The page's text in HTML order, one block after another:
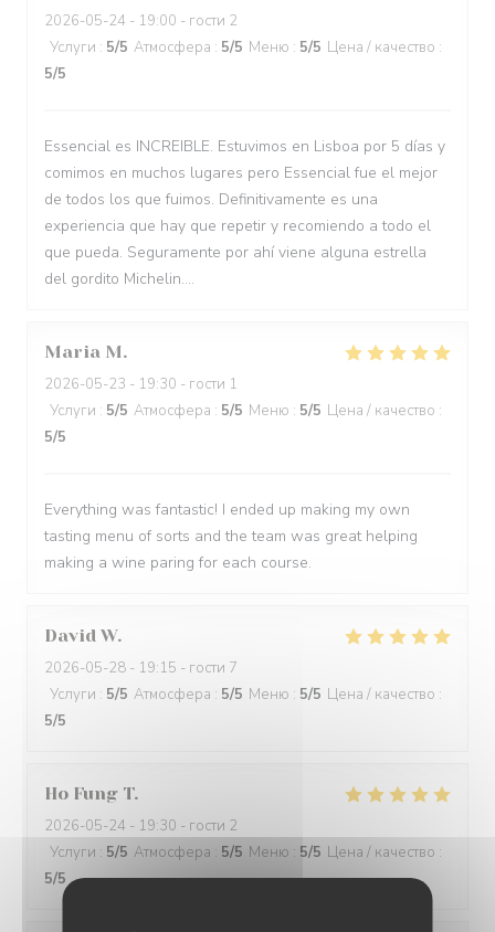
2026-05-24 - 19:00 - гости 2
Услуги : 5/5 Атмосфера : 5/5 Меню : 5/5 Цена / качество :
5/5
Essencial es INCREIBLE. Estuvimos en Lisboa por 5 días y
comimos en muchos lugares pero Essencial fue el mejor
de todos los que fuimos. Definitivamente es una
experiencia que hay que repetir y recomiendo a todo el
que pueda. Seguramente por ahí viene alguna estrella
del gordito Michelin....
Maria M
2026-05-23 - 19:30 - гости 1
Услуги : 5/5 Атмосфера : 5/5 Меню : 5/5 Цена / качество :
5/5
Everything was fantastic! I ended up making my own
tasting menu of sorts and the team was great helping
making a wine paring for each course.
David W
2026-05-28 - 19:15 - гости 7
Услуги : 5/5 Атмосфера : 5/5 Меню : 5/5 Цена / качество :
5/5
Ho Fung T
2026-05-24 - 19:30 - гости 2
Услуги : 5/5 Атмосфера : 5/5 Меню : 5/5 Цена / качество :
5/5